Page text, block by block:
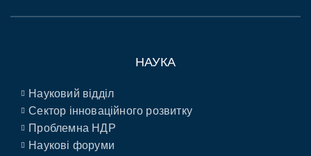
НАУКА
Науковий відділ
Сектор інноваційного розвитку
Проблемна НДР
Наукові форуми